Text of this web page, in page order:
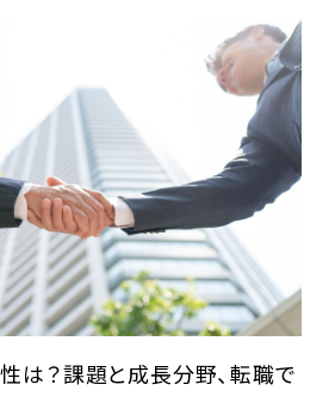
は？課題と成長分野、転職で